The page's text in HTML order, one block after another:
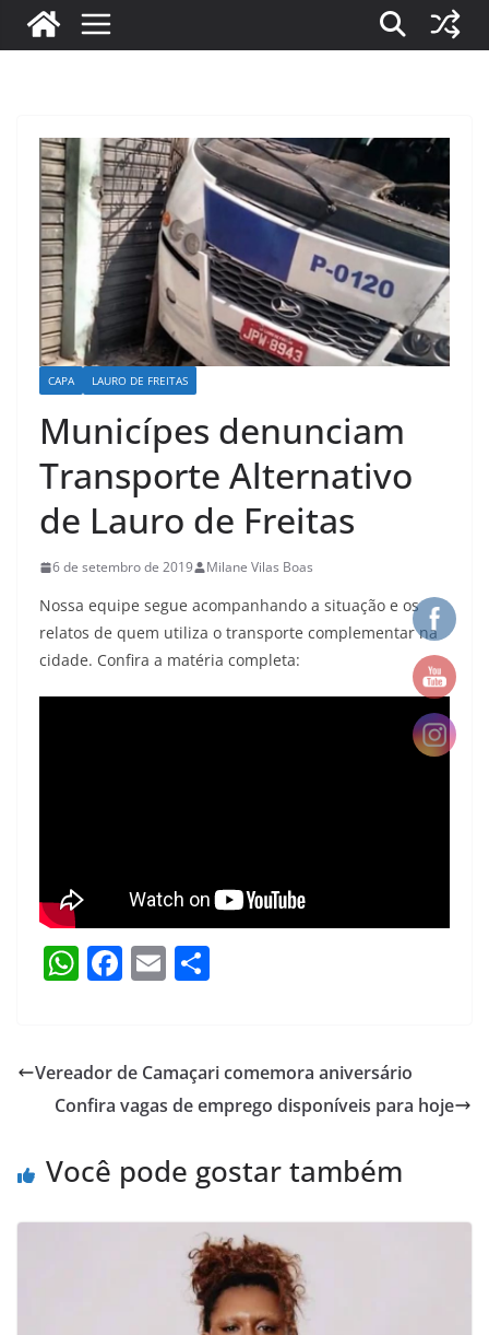
CAPA LAURO DE FREITAS
Municípes denunciam
Transporte Alternativo
de Lauro de Freitas
6 de setembro de 2019 Milane Vilas Boas
Nossa equipe segue acompanhando a situação e os
relatos de quem utiliza o transporte complementar na
cidade. Confira a matéria completa:
W
s
A
p
F
e
b
o
E
l e
Vereador de Camaçari comemora aniversário
Confira vagas de emprego disponíveis para hoje
Você pode gostar também